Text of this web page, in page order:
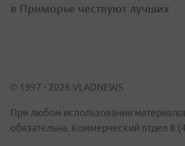
в Приморье чествуют лучших
© 1997 - 2026 VLADNEWS
При любом использовании
обязательна. Коммерческий отдел 8